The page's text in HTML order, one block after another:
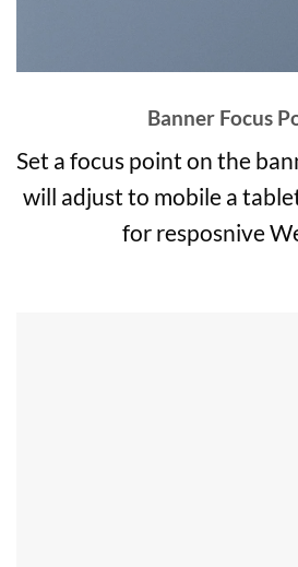
Banner Focus
Set a focus point on the
will adjust to mobile a
for resposnive